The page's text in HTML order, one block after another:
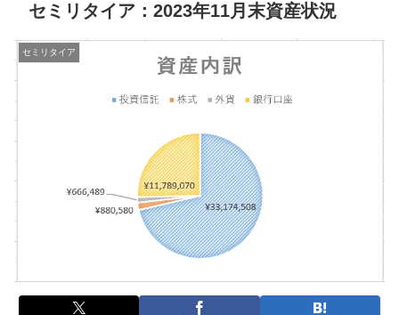
セミリタイア：2023年11月末資産状況
セミリタイア